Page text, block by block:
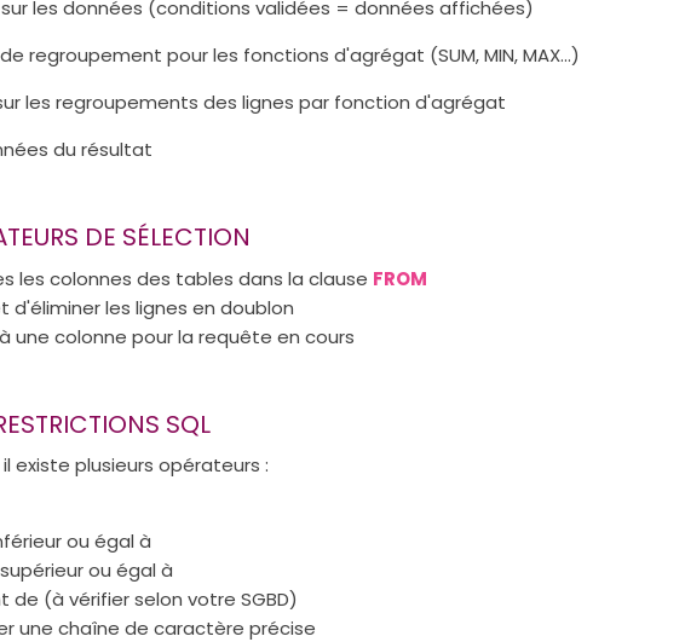
les données (conditions validées = données affichées)
regroupement pour les fonctions d'agrégat (SUM, MIN, MAX...)
les regroupements des lignes par fonction d'agrégat
du résultat
DE SÉLECTION
les colonnes des tables dans la clause FROM
d'éliminer les lignes en doublon
une colonne pour la requête en cours
SQL
il existe plusieurs opérateurs :
ou égal à
ou égal à
de (à vérifier selon votre SGBD)
une chaîne de caractère précise